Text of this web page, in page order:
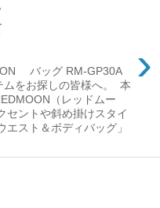
›
バッグ RM-GP30A
ムをお探しの皆様へ。 本
（レッドムー
セントや斜め掛けスタイ
エスト＆ボディバッグ」